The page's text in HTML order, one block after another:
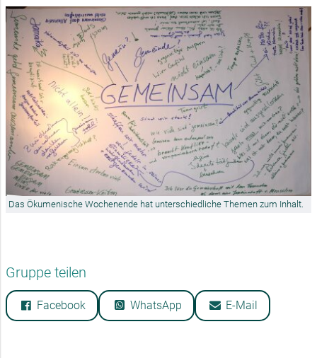
Das Ökumenische Wochenende hat unterschiedliche Themen zum Inhalt.
Gruppe teilen
Facebook WhatsApp E-Mail